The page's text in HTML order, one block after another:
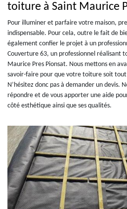
toiture à Saint Maurice
Pour illuminer et parfaire votre maison,
indispensable. Pour cela, outre le fait de
également confier le projet à un
Couverture 63, un professionnel réalisant
Maurice Pres Pionsat. Nous mettons en
savoir-faire pour que votre toiture soit
N’hésitez donc pas à demander un devis.
répondre et de vous apporter une aide
côté esthétique ainsi que ses qualités.